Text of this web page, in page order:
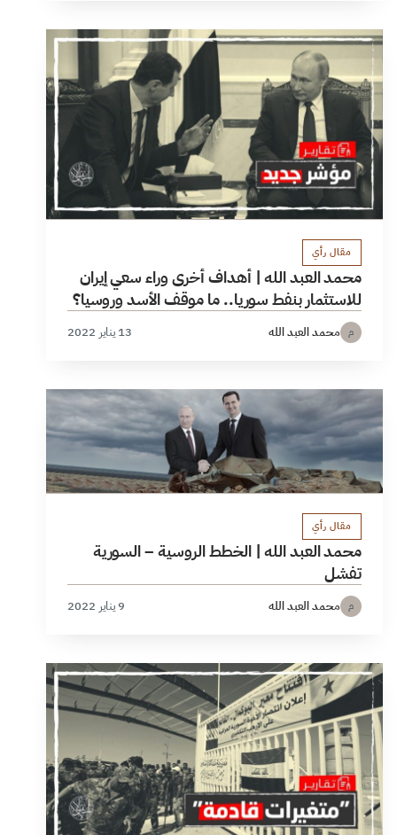
مقال رأي
محمد العبد الله | أهداف أخرى وراء سعي إيران
للاستثمار بنفط سوريا.. ما موقف الأسد وروسيا؟
م محمد العبد الله 13 يناير 2022
مقال رأي
محمد العبد الله | الخطط الروسية – السورية
تفشل
م محمد العبد الله 9 يناير 2022